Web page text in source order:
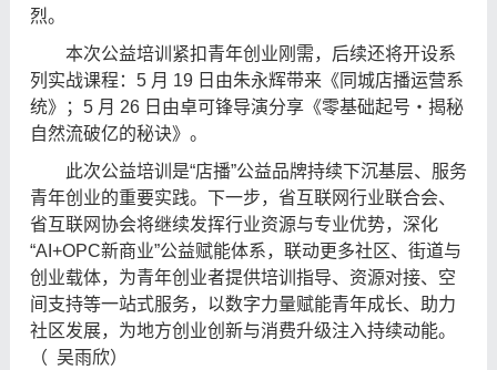
烈。
本次公益培训紧扣青年创业刚需，后续还将开设系
列实战课程：5 月 19 日由朱永辉带来《同城店播运营系
统》；5 月 26 日由卓可锋导演分享《零基础起号・揭秘
自然流破亿的秘诀》。
此次公益培训是“店播”公益品牌持续下沉基层、服务
青年创业的重要实践。下一步，省互联网行业联合会、
省互联网协会将继续发挥行业资源与专业优势，深化
“AI+OPC新商业”公益赋能体系，联动更多社区、街道与
创业载体，为青年创业者提供培训指导、资源对接、空
间支持等一站式服务，以数字力量赋能青年成长、助力
社区发展，为地方创业创新与消费升级注入持续动能。
（ 吴雨欣）